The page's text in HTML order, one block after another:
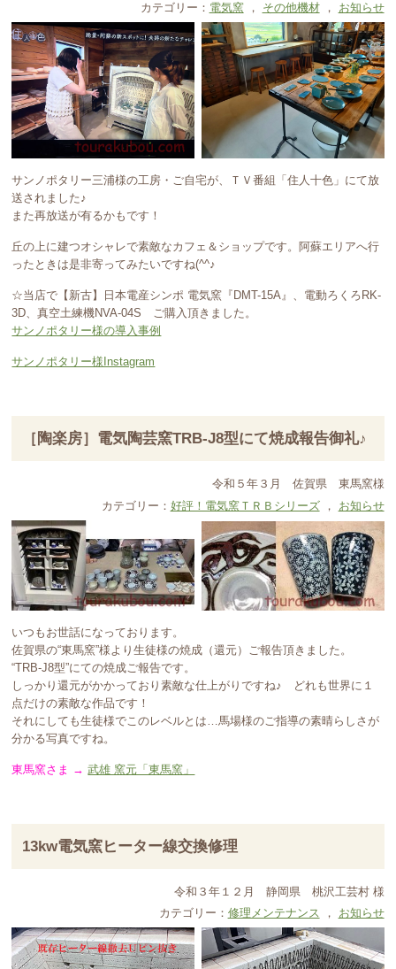
カテゴリー： 電気窯， その他機材， お知らせ
サンノポタリー三浦様の工房・ご自宅が、ＴＶ番組「住人十色」にて放
送されました♪
また再放送が有るかもです！
丘の上に建つオシャレで素敵なカフェ＆ショップです。阿蘇エリアへ行
ったときは是非寄ってみたいですね(^^♪
☆当店で【新古】日本電産シンポ 電気窯『DMT-15A』、電動ろくろRK-
3D、真空土練機NVA-04S ご購入頂きました。
サンノポタリー様の導入事例
サンノポタリー様Instagram
［陶楽房］電気陶芸窯TRB-J8型にて焼成報告御礼♪
令和５年３月 佐賀県東馬窯様
カテゴリー： 好評！電気窯ＴＲＢシリーズ， お知らせ
いつもお世話になっております。
佐賀県の“東馬窯”様より生徒様の焼成（還元）ご報告頂きました。
“TRB-J8型”にての焼成ご報告です。
しっかり還元がかかっており素敵な仕上がりですね♪ どれも世界に１
点だけの素敵な作品です！
それにしても生徒様でこのレベルとは…馬場様のご指導の素晴らしさが
分かる写真ですね。
東馬窯さま →武雄 窯元「東馬窯」
13kw電気窯ヒーター線交換修理
令和３年１２月 静岡県 桃沢工芸村 様
カテゴリー： 修理メンテナンス ， お知らせ